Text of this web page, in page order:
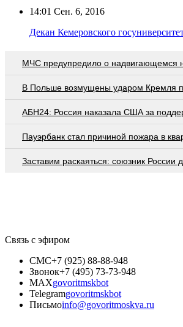
14:01 Сен. 6, 2016
Декан Кемеровского
МЧС предупредило о
В Польше возмущены ударом Кремля
АБН24: Россия наказала США за
Пауэрбанк стал причиной пожара в
Заставим раскаяться: союзник России
Связь с эфиром
СМС+7 (925) 88-88-948
Звонок+7 (495) 73-73-948
MAXgovoritmskbot
Telegramgovoritmskbot
Письмоinfo@govoritmoskva.ru